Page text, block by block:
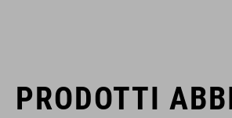
PRODOTTI